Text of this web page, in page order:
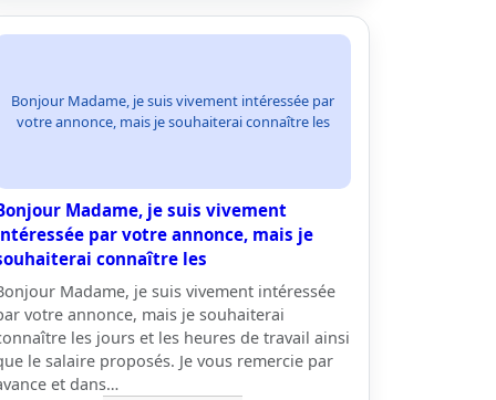
Bonjour Madame, je suis vivement intéressée par
votre annonce, mais je souhaiterai connaître les
Madame, je suis vivement
par votre annonce, mais je
connaître les
Madame, je suis vivement intéressée
votre annonce, mais je souhaiterai
les jours et les heures de travail ainsi
le salaire proposés. Je vous remercie par
et dans…